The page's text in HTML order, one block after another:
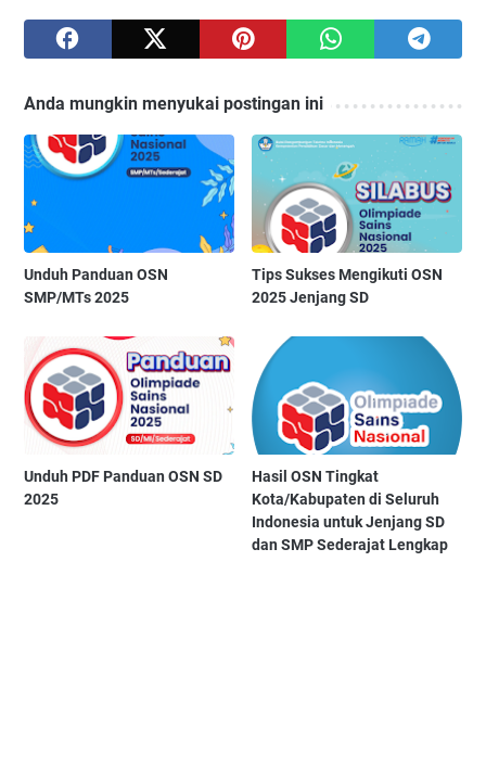
Anda mungkin menyukai postingan ini
Unduh Panduan OSN
SMP/MTs 2025
Tips Sukses Mengikuti OSN
2025 Jenjang SD
Unduh PDF Panduan OSN SD
2025
Hasil OSN Tingkat
Kota/Kabupaten di Seluruh
Indonesia untuk Jenjang SD
dan SMP Sederajat Lengkap